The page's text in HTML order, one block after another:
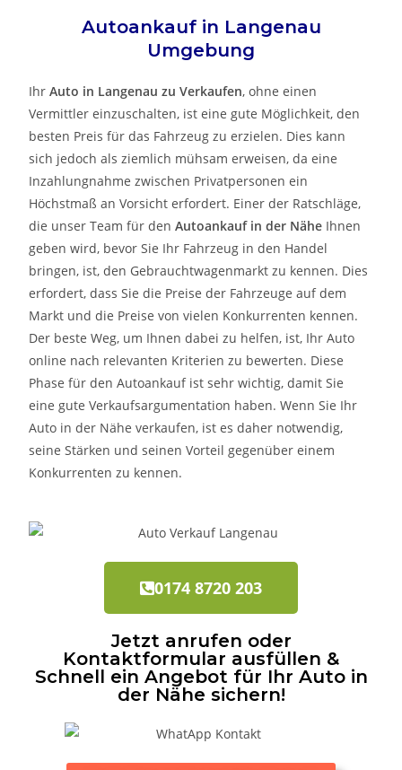
Autoankauf in Langenau
Umgebung
IhrAuto in LangenauzuVerkaufen, ohne einen
Vermittler einzuschalten, ist eine gute Möglichkeit, den
besten Preis für das Fahrzeug zu erzielen. Dies kann
sich jedoch als ziemlich mühsam erweisen, da eine
Inzahlungnahme zwischen Privatpersonen ein
Höchstmaß an Vorsicht erfordert. Einer der Ratschläge,
die unser Team für denAutoankauf in der Nähe Ihnen
geben wird, bevor Sie Ihr Fahrzeug in den Handel
bringen, ist, den Gebrauchtwagenmarkt zu kennen. Dies
erfordert, dass Sie die Preise der Fahrzeuge auf dem
Markt und die Preise von vielen Konkurrenten kennen.
Der beste Weg, um Ihnen dabei zu helfen, ist, Ihr Auto
online nach relevanten Kriterien zu bewerten. Diese
Phase für den Autoankauf ist sehr wichtig, damit Sie
eine gute Verkaufsargumentation haben. Wenn Sie Ihr
Auto in der Nähe verkaufen, ist es daher notwendig,
seine Stärken und seinen Vorteil gegenüber einem
Konkurrenten zu kennen.
0174 8720 203
Jetzt anrufen oder
Kontaktformular ausfüllen &
Schnell ein Angebot für Ihr Auto in
der Nähe sichern!